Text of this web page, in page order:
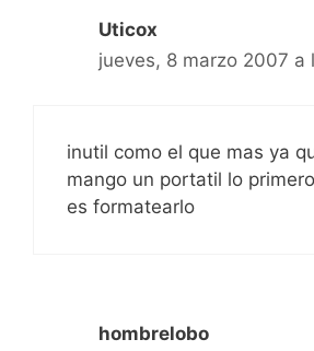
Uticox
jueves, 8 marzo 2007 a
inutil como el que mas ya
mango un portatil lo
es formatearlo
hombrelobo